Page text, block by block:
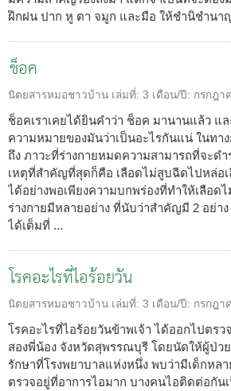
ฝึกฝน ปาก หู ตา จมูก และมือ ให้ชำนิชำนา
ช็อค
นิตยสารหมอชาวบ้าน เล่มที่: 3 เดือน/ปี: กรกฎา
ช็อคเราเคยได้ยินคำว่า ช็อค มานานแล้ว แ
ความหมายของมันว่าเป็นอะไรกันแน่ ในทา
ถึง ภาวะที่ร่างกายหมดความสามารถที่จะด
เหตุที่สำคัญที่สุดก็คือ เลือดไม่สูบฉีดไปหล่อเ
ได้อย่างพอเพียงความบกพร่องที่ทำให้เลือด
ร่างกายมีหลายอย่าง ที่นับว่าสำคัญมี 2 อย่า
ได้เต็มที่ ...
โรคอะไรที่ไอร้อยวัน
นิตยสารหมอชาวบ้าน เล่มที่: 3 เดือน/ปี: กรกฎา
โรคอะไรที่ไอร้อยวันข้าพเจ้า ได้ออกไปตรว
สองพี่น้อง จังหวัดสุพรรณบุรี โดยนัดให้ผู้ป่ว
รักษาที่โรงพยาบาลแห่งหนึ่ง พบว่ามีเด็กหล
ตรวจอยู่ที่อาการไอมาก บางคนไอติดต่อกัน